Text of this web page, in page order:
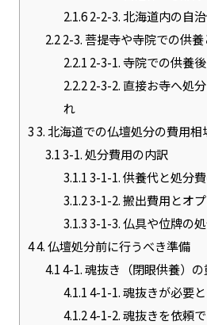
2.1.62-2-3. 北海道内の自
2.22-3. 菩提寺や寺院での供
2.2.1 2-3-1. 寺院での供養
2.2.22-3-2. 直接お寺へ処
れ
33. 北海道での仏壇処分の費用相
3.13-1. 処分費用の内訳
3.1.13-1-1. 供養代と処分
3.1.23-1-2. 搬出費用とオ
3.1.33-1-3. 仏具や位牌の
44. 仏壇処分前に行うべき準備
4.14-1. 魂抜き（閉眼供養）
4.1.14-1-1. 魂抜きが必要
4.1.24-1-2. 魂抜きを依頼